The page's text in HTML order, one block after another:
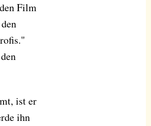
Film
ist er
ihn